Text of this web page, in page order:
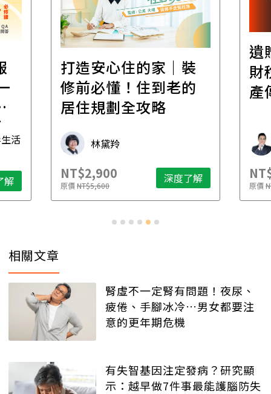
活
解
打造安心住的家｜裝
修前必懂！住到老的
居住規劃全攻略
林黛羚
NT$2,900
原價NT$5,600 深度了解
遺
財
產
原價
相關文章
腎虛不一定腎有問題！夜尿、
疲倦、手腳冰冷…男女都要注
意的更年期危機
有失智基因注定發病？研究顯
示：越早做7件事最能護腦防失